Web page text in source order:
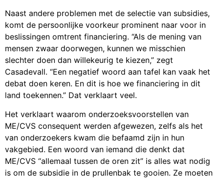
Naast andere problemen met de selectie van subsidies,
komt de persoonlijke voorkeur prominent naar voor in
beslissingen omtrent financiering. “Als de mening van
mensen zwaar doorwegen, kunnen we misschien
slechter doen dan willekeurig te kiezen,” zegt
Casadevall. “Een negatief woord aan tafel kan vaak het
debat doen keren. En dit is hoe we financiering in dit
land toekennen.” Dat verklaart veel.
Het verklaart waarom onderzoeksvoorstellen van
ME/CVS consequent werden afgewezen, zelfs als het
van onderzoekers kwam die befaamd zijn in hun
vakgebied. Een woord van iemand die denkt dat
ME/CVS “allemaal tussen de oren zit” is alles wat nodig
is om de subsidie in de prullenbak te gooien. Ze moeten